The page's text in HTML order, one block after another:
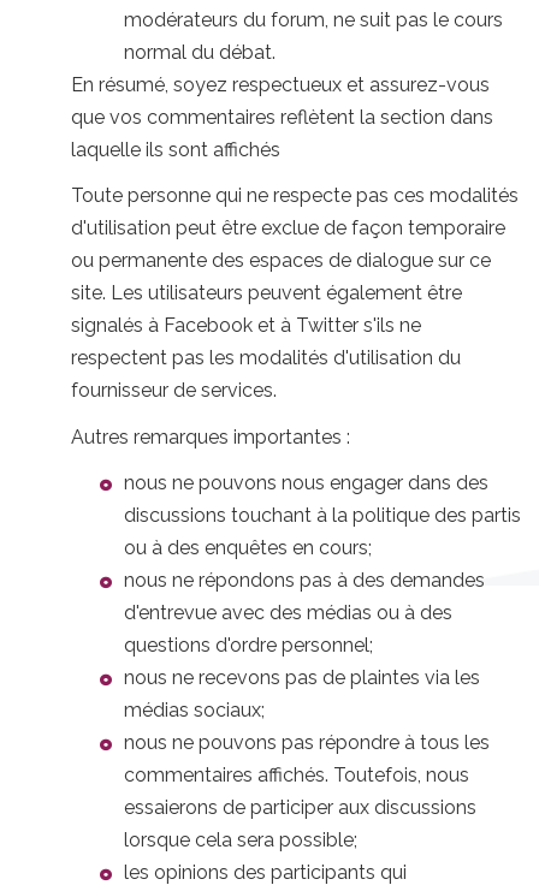
modérateurs du forum, ne suit pas le cours
normal du débat.
En résumé, soyez respectueux et assurez-vous
que vos commentaires reflètent la section dans
laquelle ils sont affichés
Toute personne qui ne respecte pas ces modalités
d'utilisation peut être exclue de façon temporaire
ou permanente des espaces de dialogue sur ce
site. Les utilisateurs peuvent également être
signalés à Facebook et à Twitter s'ils ne
respectent pas les modalités d'utilisation du
fournisseur de services.
Autres remarques importantes :
nous ne pouvons nous engager dans des
discussions touchant à la politique des partis
ou à des enquêtes en cours;
nous ne répondons pas à des demandes
d'entrevue avec des médias ou à des
questions d'ordre personnel;
nous ne recevons pas de plaintes via les
médias sociaux;
nous ne pouvons pas répondre à tous les
commentaires affichés. Toutefois, nous
essaierons de participer aux discussions
lorsque cela sera possible;
les opinions des participants qui